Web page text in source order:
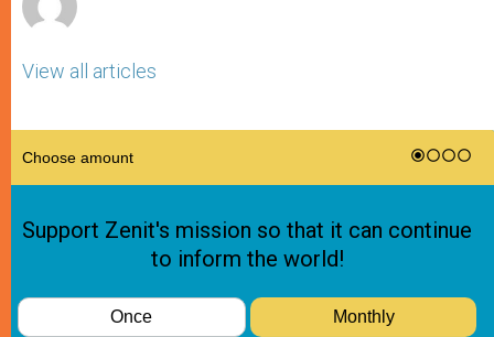
View all articles